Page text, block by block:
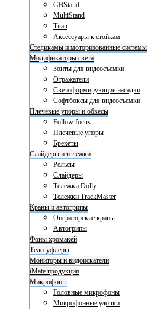
GBStand
MultiStand
Titan
Аксессуары к стойкам
Стедикамы и моторизованные системы
Модификаторы света
Зонты для видеосъемки
Отражатели
Светоформирующие насадки
Софтбоксы для видеосъемки
Плечевые упоры и обвесы
Follow focus
Плечевые упоры
Брекеты
Слайдеры и тележки
Рельсы
Слайдеры
Тележки Dolly
Тележки TrackMaster
Краны и автогрипы
Операторские краны
Автогрипы
Фоны хромакей
Телесуфлеры
Мониторы и видоискатели
iMate продукция
Микрофоны
Головные микрофоны
Микрофонные удочки